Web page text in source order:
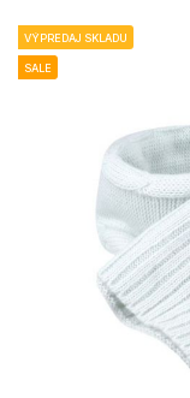
VÝPREDAJ SKLADU
SALE